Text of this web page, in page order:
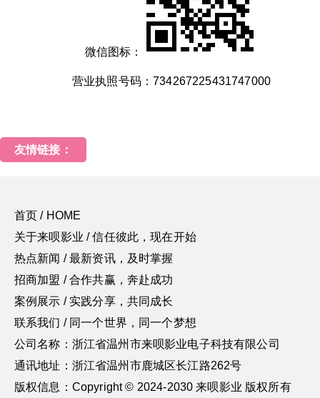
微信图标：
营业执照号码：734267225431747000
友情链接：
首页 / HOME
关于来呗影业 / 信任彼此，现在开始
热点新闻 / 最新资讯，及时掌握
招商加盟 / 合作共赢，奔赴成功
案例展示 / 实践分享，共同成长
联系我们 / 同一个世界，同一个梦想
公司名称：浙江省温州市来呗影业电子科技有限公司
通讯地址：浙江省温州市鹿城区长江路262号
版权信息：Copyright © 2024-2030 来呗影业 版权所有